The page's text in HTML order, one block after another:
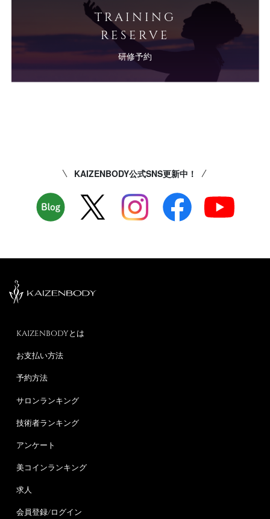
TRAINING
RESERVE
研修予約
KAIZENBODY公式SNS更新中！
KAIZENBODYとは
お支払い方法
予約方法
サロンランキング
技術者ランキング
アンケート
美コインランキング
求人
会員登録/ログイン